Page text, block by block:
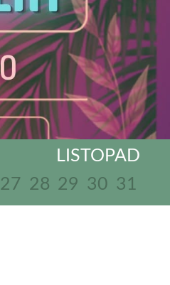
LISTOPAD
27 28 29 30 31